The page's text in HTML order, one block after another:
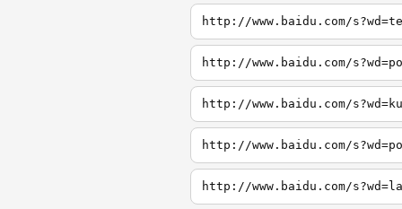
http://www.baidu.com/
http://www.baidu.com/
http://www.baidu.com/
http://www.baidu.com/
http://www.baidu.com/